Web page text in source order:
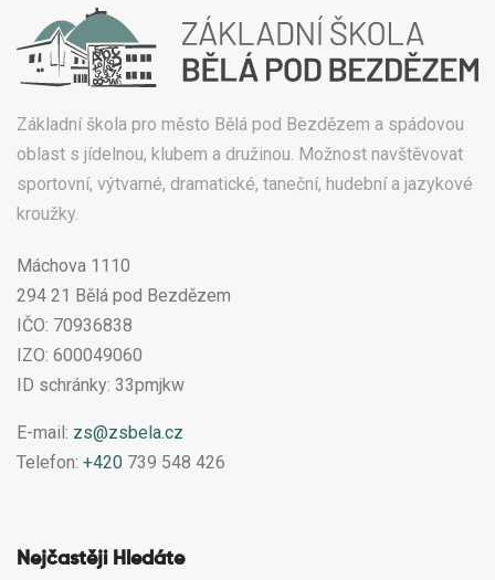
Základní škola pro město Bělá pod Bezdězem a spádovou
oblast s jídelnou, klubem a družinou. Možnost navštěvovat
sportovní, výtvarné, dramatické, taneční, hudební a jazykové
kroužky.
Máchova 1110
294 21 Bělá pod Bezdězem
IČO: 70936838
IZO: 600049060
ID schránky: 33pmjkw
E-mail: zs@zsbela.cz
Telefon: +420 739 548 426
Nejčastěji Hledáte